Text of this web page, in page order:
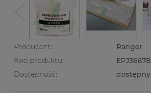
Producent:
Ranger
Kod produktu:
EPJ36678
Dostępność:
dostępny